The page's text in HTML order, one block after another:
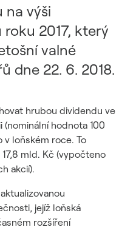
na výši
2017, který
valné
dne 22. 6. 2018.
hrubou dividendu ve
hodnota 100
v loňském roce. To
mld. Kč (vypočteno
akcií).
jejíž loňská
rozšíření